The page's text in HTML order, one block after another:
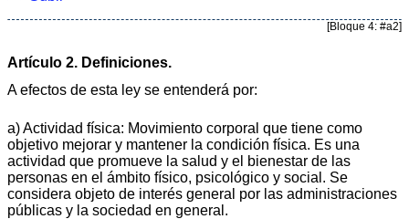
[Bloque 4: #a2]
Artículo 2. Definiciones.
A efectos de esta ley se entenderá por:
a) Actividad física: Movimiento corporal que tiene como
objetivo mejorar y mantener la condición física. Es una
actividad que promueve la salud y el bienestar de las
personas en el ámbito físico, psicológico y social. Se
considera objeto de interés general por las administraciones
públicas y la sociedad en general.